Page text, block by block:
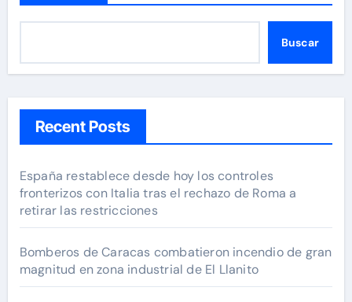
Buscar
Recent Posts
España restablece desde hoy los controles
fronterizos con Italia tras el rechazo de Roma a
retirar las restricciones
Bomberos de Caracas combatieron incendio de gran
magnitud en zona industrial de El Llanito